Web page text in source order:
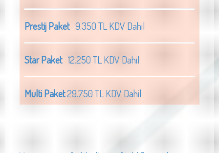
Prestij Paket9.350 TL KDV Dahil
Star Paket12.250 TL KDV Dahil
Multi Paket29.750 TL KDV Dahil